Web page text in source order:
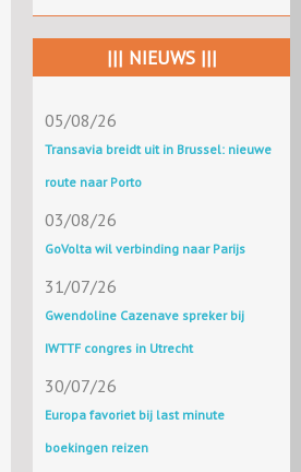
||| NIEUWS |||
05/08/26
Transavia breidt uit in Brussel: nieuwe
route naar Porto
03/08/26
GoVolta wil verbinding naar Parijs
31/07/26
Gwendoline Cazenave spreker bij
IWTTF congres in Utrecht
30/07/26
Europa favoriet bij last minute
boekingen reizen